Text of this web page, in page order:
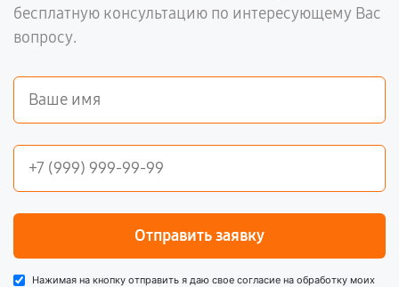
бесплатную консультацию по интересующему Вас
вопросу.
Отправить заявку
Нажимая на кнопку отправить я даю свое согласие на обработку моих